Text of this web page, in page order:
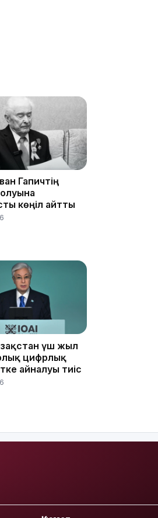
Гапичтің
көңіл айтты
үш жыл
цифрлық
айналуы тиіс